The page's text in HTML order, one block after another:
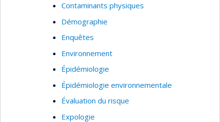
Contaminants physiques
Démographie
Enquêtes
Environnement
Épidémiologie
Épidémiologie environnementale
Évaluation du risque
Expologie